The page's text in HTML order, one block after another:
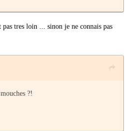
tres loin ... sinon je ne connais pas
?!